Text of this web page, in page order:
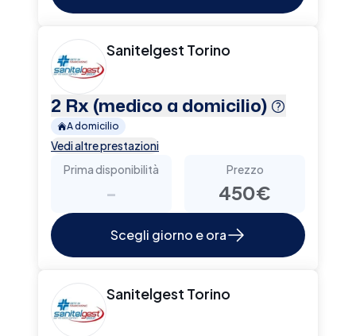
Sanitelgest Torino
2 Rx (medico a domicilio)
A domicilio
Vedi altre prestazioni
Prima disponibilità
-
Prezzo
450€
Scegli giorno e ora
Sanitelgest Torino